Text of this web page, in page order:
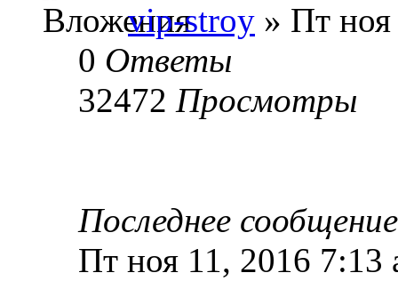
vip-stroy » Пт
0 Ответы
32472 Просмотры
Последнее
Пт ноя 11, 2016 7:13